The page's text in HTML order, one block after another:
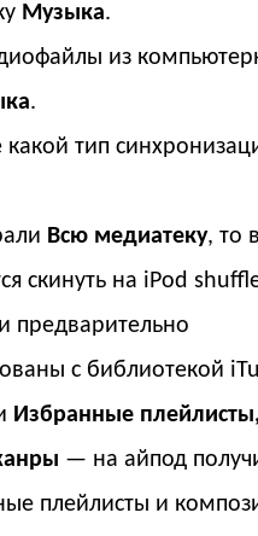
Музыка.
из
.
тип
Всю медиатеку, то
скинуть на iPod
предварительно
с библиотекой
Избранные
— на айпод
плейлисты и